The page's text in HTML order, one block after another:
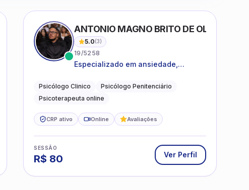
ANTONIO MAGNO BRITO DE OLIVEIRA
5.0(3)
19/5258
Especializado em ansiedade,
conflitos familiares e questões
comportamentais.
Psicólogo Clinico
Psicólogo Penitenciário
Psicoterapeuta online
CRP ativo Online Avaliações
SESSÃO
R$ 80 Ver Perfil